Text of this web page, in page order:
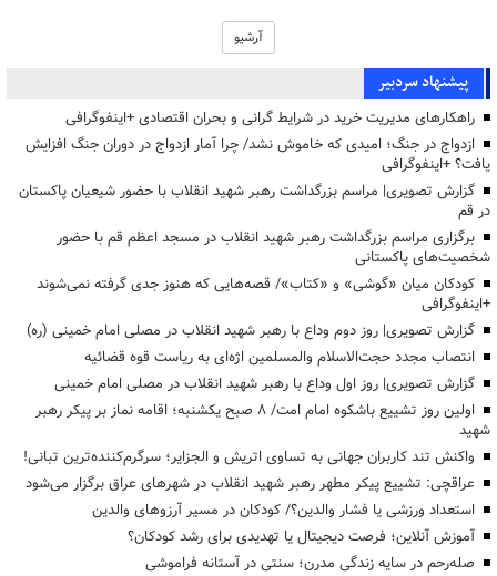
آرشیو
پیشنهاد سردبیر
راهکارهای مدیریت خرید در شرایط گرانی و بحران اقتصادی +اینفوگرافی
ازدواج در جنگ؛ امیدی که خاموش نشد/ چرا آمار ازدواج در دوران جنگ افزایش
یافت؟ +اینفوگرافی
گزارش تصویری| مراسم بزرگداشت رهبر شهید انقلاب با حضور شیعیان پاکستان
در قم
برگزاری مراسم بزرگداشت رهبر شهید انقلاب در مسجد اعظم قم با حضور
شخصیت‌های پاکستانی
کودکان میان «گوشی» و «کتاب»/ قصه‌هایی که هنوز جدی گرفته نمی‌شوند
+اینفوگرافی
گزارش تصویری| روز دوم وداع با رهبر شهید انقلاب در مصلی امام خمینی (ره)
انتصاب مجدد حجت‌الاسلام والمسلمین اژه‌ای به ریاست قوه قضائیه
گزارش تصویری| روز اول وداع با رهبر شهید انقلاب در مصلی امام خمینی
اولین روز تشییع باشکوه امام امت/ ۸ صبح یکشنبه؛ اقامه نماز بر پیکر رهبر
شهید
واکنش تند کاربران جهانی به تساوی اتریش و الجزایر؛ سرگرم‌کننده‌ترین تبانی!
عراقچی: تشییع پیکر مطهر رهبر شهید انقلاب در شهرهای عراق برگزار می‌شود
استعداد ورزشی یا فشار والدین؟/ کودکان در مسیر آرزوهای والدین
آموزش آنلاین؛ فرصت دیجیتال یا تهدیدی برای رشد کودکان؟
صله‌رحم در سایه زندگی مدرن؛ سنتی در آستانه فراموشی